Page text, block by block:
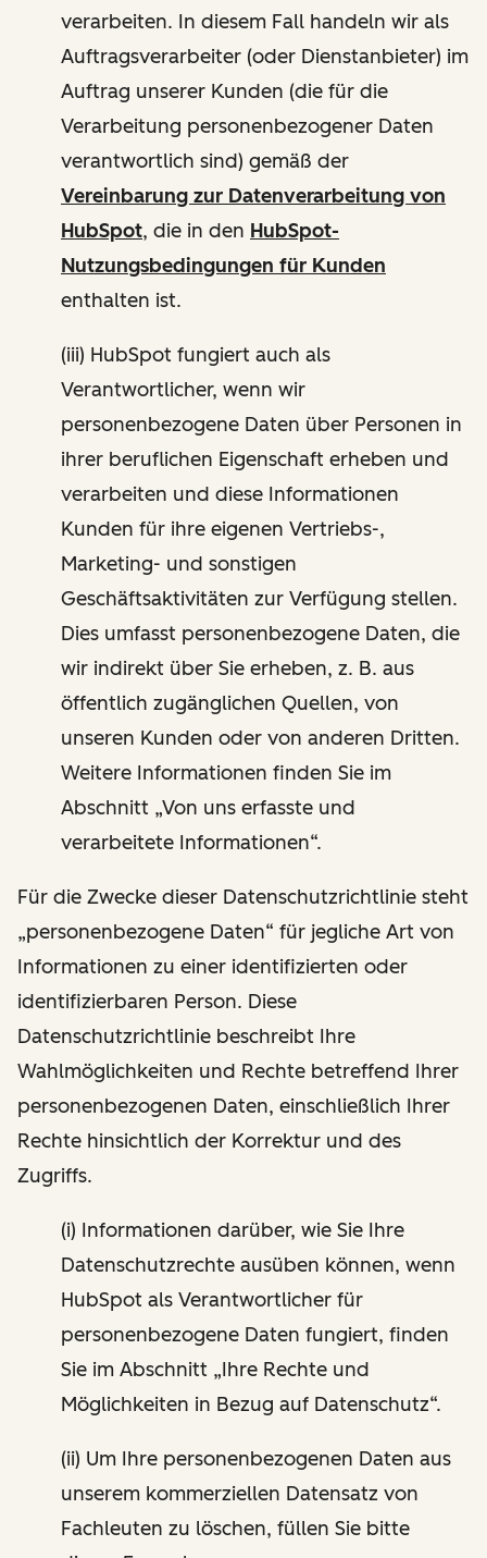
verarbeiten. In diesem Fall handeln wir als
Auftragsverarbeiter (oder Dienstanbieter) im
Auftrag unserer Kunden (die für die
Verarbeitung personenbezogener Daten
verantwortlich sind) gemäß der
Vereinbarung zur Datenverarbeitung von
HubSpot, die in den HubSpot-
Nutzungsbedingungen für Kunden
enthalten ist.
(iii) HubSpot fungiert auch als
Verantwortlicher, wenn wir
personenbezogene Daten über Personen in
ihrer beruflichen Eigenschaft erheben und
verarbeiten und diese Informationen
Kunden für ihre eigenen Vertriebs-,
Marketing- und sonstigen
Geschäftsaktivitäten zur Verfügung stellen.
Dies umfasst personenbezogene Daten, die
wir indirekt über Sie erheben, z. B. aus
öffentlich zugänglichen Quellen, von
unseren Kunden oder von anderen Dritten.
Weitere Informationen finden Sie im
Abschnitt „Von uns erfasste und
verarbeitete Informationen“.
Für die Zwecke dieser Datenschutzrichtlinie steht
„personenbezogene Daten“ für jegliche Art von
Informationen zu einer identifizierten oder
identifizierbaren Person. Diese
Datenschutzrichtlinie beschreibt Ihre
Wahlmöglichkeiten und Rechte betreffend Ihrer
personenbezogenen Daten, einschließlich Ihrer
Rechte hinsichtlich der Korrektur und des
Zugriffs.
(i) Informationen darüber, wie Sie Ihre
Datenschutzrechte ausüben können, wenn
HubSpot als Verantwortlicher für
personenbezogene Daten fungiert, finden
Sie im Abschnitt „Ihre Rechte und
Möglichkeiten in Bezug auf Datenschutz“.
(ii) Um Ihre personenbezogenen Daten aus
unserem kommerziellen Datensatz von
Fachleuten zu löschen, füllen Sie bitte